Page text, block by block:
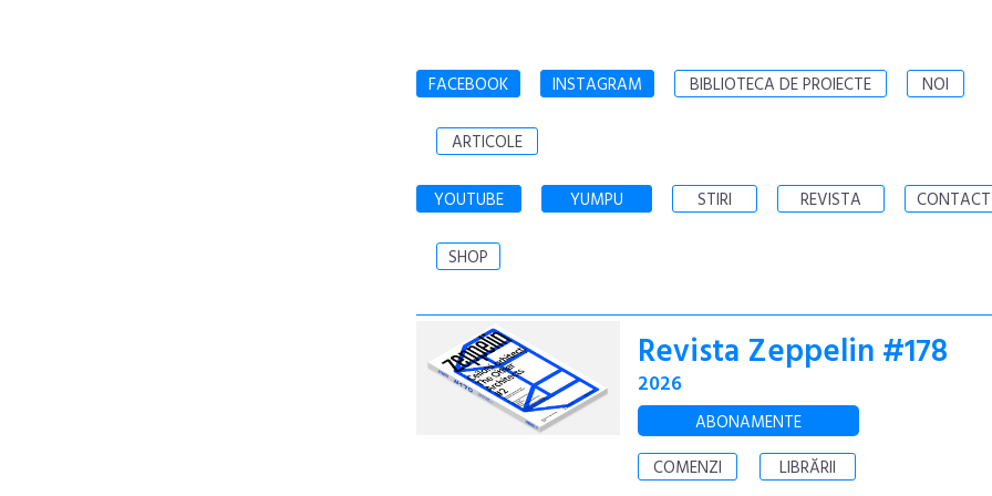
FACEBOOK INSTAGRAM BIBLIOTECA DE PROIECTE NOI
ARTICOLE
YOUTUBE YUMPU STIRI REVISTA CONTACT
SHOP
Revista Zeppelin #178
2026
ABONAMENTE
COMENZI
LIBRĂRII